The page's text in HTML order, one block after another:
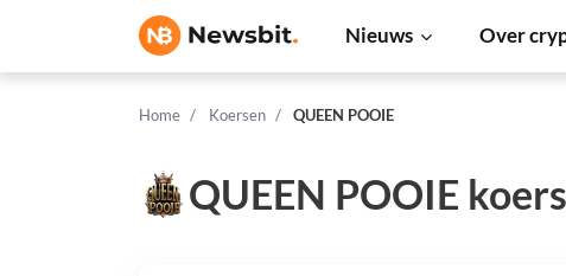
Nieuws Over
Home Koersen QUEEN POOIE
QUEEN POOIE koers